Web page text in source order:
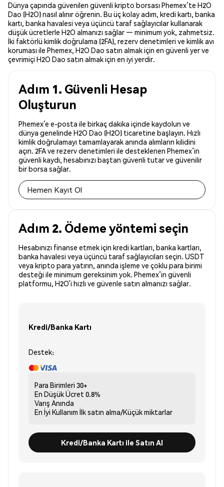
Dünya çapında güvenilen güvenli kripto borsası Phemex’te H2O
Dao (H2O) nasıl alınır öğrenin. Bu üç kolay adım, kredi kartı, banka
kartı, banka havalesi veya üçüncü taraf sağlayıcılar kullanarak
düşük ücretlerle H2O almanızı sağlar — minimum yok, zahmetsiz.
İki faktörlü kimlik doğrulama (2FA), rezerv denetimleri ve kimlik avı
koruması ile Phemex, H2O Dao satın almak için en güvenli yer ve
çevrimiçi H2O Dao satın almak için en iyi yerdir.
Adım 1. Güvenli Hesap
Oluşturun
Phemex’e e-posta ile birkaç dakika içinde kaydolun ve
dünya genelinde H2O Dao (H2O) ticaretine başlayın. Hızlı
kimlik doğrulamayı tamamlayarak anında alımların kilidini
açın. 2FA ve rezerv denetimleri ile desteklenen Phemex’in
güvenli kaydı, hesabınızı baştan güvenli tutar ve güvenilir
bir borsa sağlar.
Hemen Kayıt Ol
Adım 2. Ödeme yöntemi seçin
Hesabınızı finanse etmek için kredi kartları, banka kartları,
banka havalesi veya üçüncü taraf sağlayıcıları seçin. USDT
veya kripto para yatırın, anında işleme ve çoklu para birimi
desteği ile minimum gereksinim yok. Phemex’in güvenli
platformu, H2O’i hızlı ve güvenle satın almanızı sağlar.
Kredi/Banka Kartı
Destek:
Para Birimleri 30+
En Düşük Ücret 0.8%
Varış Anında
En İyi Kullanım İlk satın alma/Küçük miktarlar
Kredi/Banka Kartı ile Satın Al